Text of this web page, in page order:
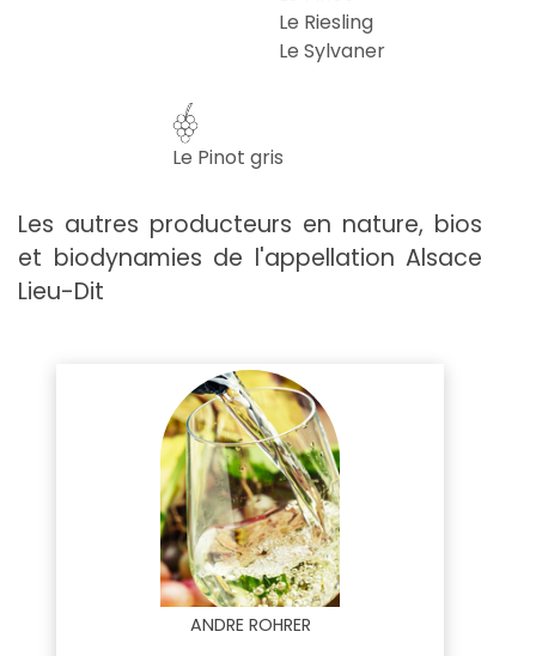
Le Riesling
Le Sylvaner
Le Pinot gris
Les autres producteurs en nature, bios
et biodynamies de l'appellation Alsace
Lieu-Dit
ANDRE ROHRER